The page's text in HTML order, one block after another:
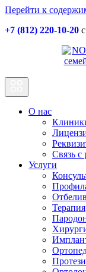
Перейти к
+7 (812) 220-10-20
Основная
навигация
О нас
Связь с
Услуги
Терапия